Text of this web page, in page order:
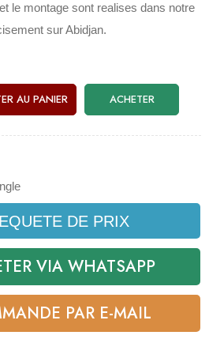
le montage sont realises dans notre
sur Abidjan.
AU PANIER ACHETER
DE PRIX
VIA WHATSAPP
PAR E-MAIL